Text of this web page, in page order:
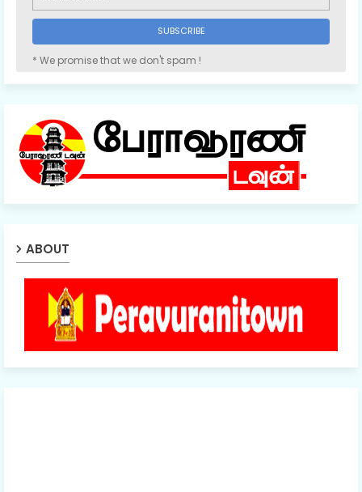
* We promise that we don't spam !
ABOUT